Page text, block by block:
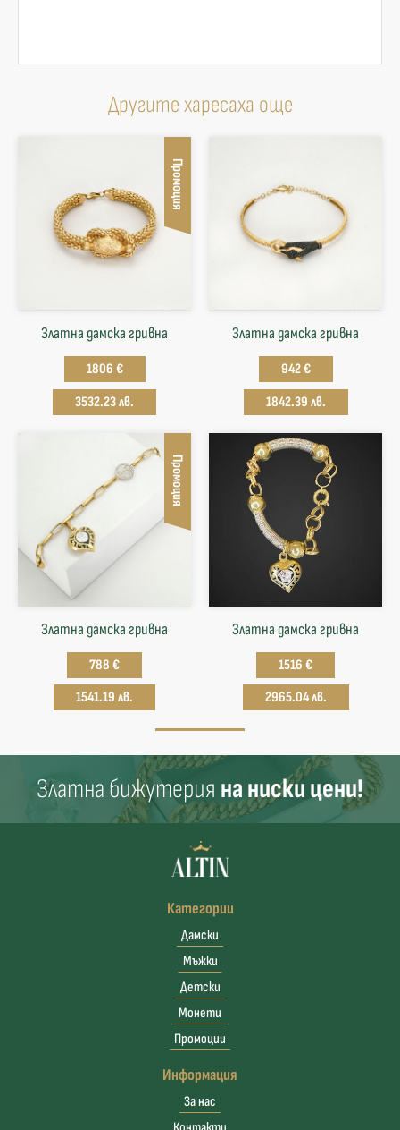
Другите харесаха още
Промоция
Златна дамска гривна
1806 €
3532.23 лв.
Златна дамска гривна
942 €
1842.39 лв.
Промоция
Златна дамска гривна
788 €
1541.19 лв.
Златна дамска гривна
1516 €
2965.04 лв.
Златна бижутерия на ниски цени!
Категории
Дамски
Мъжки
Детски
Монети
Промоции
Информация
За нас